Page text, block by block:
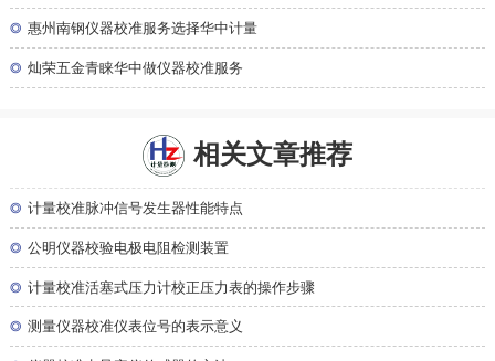
◎ 惠州南钢仪器校准服务选择华中计量
◎ 灿荣五金青睐华中做仪器校准服务
相关文章推荐
◎ 计量校准脉冲信号发生器性能特点
◎ 公明仪器校验电极电阻检测装置
◎ 计量校准活塞式压力计校正压力表的操作步骤
◎ 测量仪器校准仪表位号的表示意义